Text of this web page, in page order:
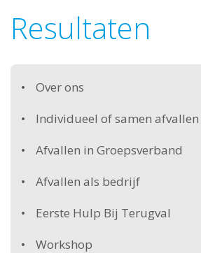
Resultaten
Over ons
Individueel of samen afvallen
Afvallen in Groepsverband
Afvallen als bedrijf
Eerste Hulp Bij Terugval
Workshop